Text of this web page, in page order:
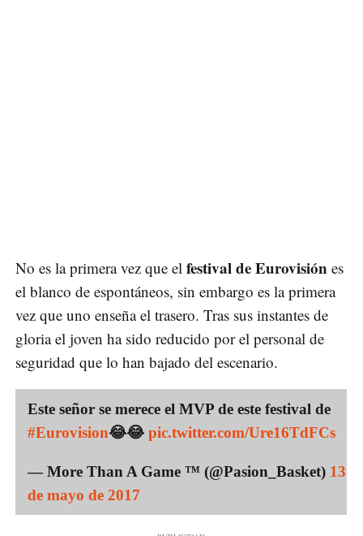
No es la primera vez que el festival de Eurovisión es
el blanco de espontáneos, sin embargo es la primera
vez que uno enseña el trasero. Tras sus instantes de
gloria el joven ha sido reducido por el personal de
seguridad que lo han bajado del escenario.
Este señor se merece el MVP de este festival de
#Eurovision😂😂 pic.twitter.com/Ure16TdFCs
— More Than A Game ™ (@Pasion_Basket) 13
de mayo de 2017